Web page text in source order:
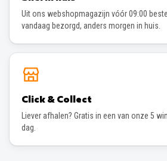
Uit ons webshopmagazijn vóór 09:00
vandaag bezorgd, anders morgen in huis.
Click & Collect
Liever afhalen? Gratis in een van onze 5
dag.